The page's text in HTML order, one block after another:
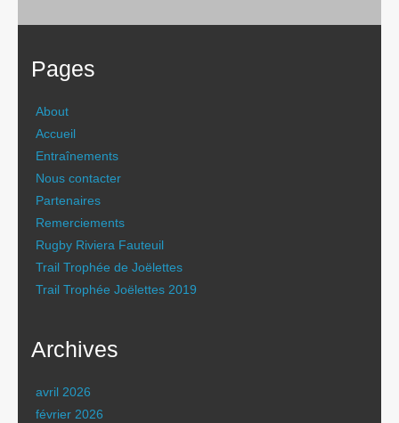
Pages
About
Accueil
Entraînements
Nous contacter
Partenaires
Remerciements
Rugby Riviera Fauteuil
Trail Trophée de Joëlettes
Trail Trophée Joëlettes 2019
Archives
avril 2026
février 2026